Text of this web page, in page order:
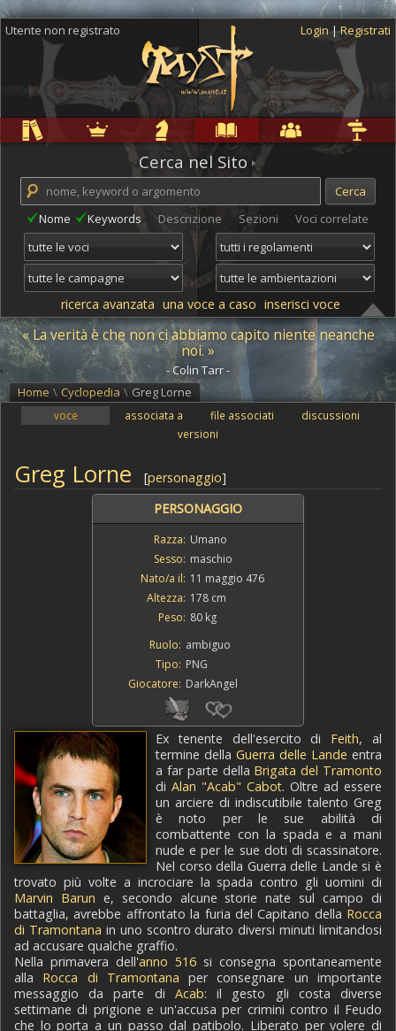
Utente non registrato Login |Registrati
Cerca nel Sito
Nome Keywords Descrizione Sezioni Voci correlate
ricerca avanzata una voce a caso inserisci voce
« La verità è che non ci abbiamo capito niente neanche
noi. »
- Colin Tarr -
Home \ Cyclopedia \ Greg Lorne
voce associata a file associati
discussioni
versioni
Greg Lorne [personaggio]
PERSONAGGIO
Razza: Umano
Sesso: maschio
Nato/a il: 11 maggio 476
Altezza: 178 cm
Peso: 80 kg
Ruolo: ambiguo
Tipo: PNG
Giocatore: DarkAngel
Ex tenente dell'esercito di Feith, al
termine della Guerra delle Lande entra
a far parte della Brigata del Tramonto
di Alan "Acab" Cabot. Oltre ad essere
un arciere di indiscutibile talento Greg
è noto per le sue abilità di
combattente con la spada e a mani
nude e per le sue doti di scassinatore.
Nel corso della Guerra delle Lande si è
trovato più volte a incrociare la spada contro gli uomini di
Marvin Barun e, secondo alcune storie nate sul campo di
battaglia, avrebbe affrontato la furia del Capitano della Rocca
di Tramontana in uno scontro durato diversi minuti limitandosi
ad accusare qualche graffio.
Nella primavera dell'anno 516 si consegna spontaneamente
alla Rocca di Tramontana per consegnare un importante
messaggio da parte di Acab: il gesto gli costa diverse
settimane di prigione e un'accusa per crimini contro il Feudo
che lo porta a un passo dal patibolo. Liberato per volere di